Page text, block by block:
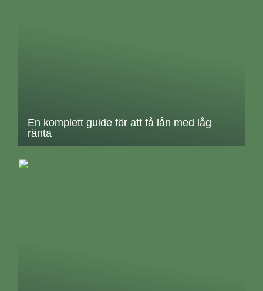
En komplett guide för att få lån med låg
ränta